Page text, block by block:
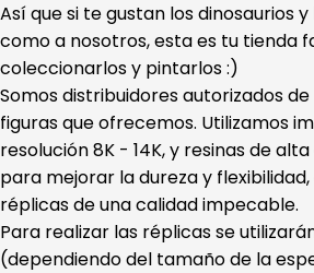
Así que si te gustan los dinosaurios
como a nosotros, esta es tu tienda
coleccionarlos y pintarlos :)
Somos distribuidores autorizados
figuras que ofrecemos. Utilizamos
resolución 8K - 14K, y resinas de
para mejorar la dureza y
réplicas de una calidad impecable.
Para realizar las réplicas se
(dependiendo del tamaño de la